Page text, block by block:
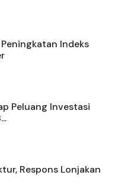
Indeks
Peluang Investasi
Respons Lonjakan